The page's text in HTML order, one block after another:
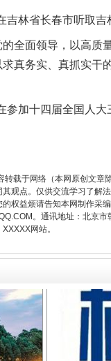
省长春市听取吉
面领导，以高质
真务实、真抓实
十四届全国人大
转载于网络（本网原创文
观点。仅供交流学习了解
权益烦请告知本网制作
。通讯地址：北京
网站。